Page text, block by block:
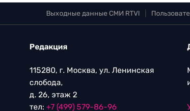
Выходные данные СМИ RTVI
Редакция
115280, г. Москва, ул. Ленинская
слобода,
д. 26, этаж 2
тел: +7 (499) 579-86-96